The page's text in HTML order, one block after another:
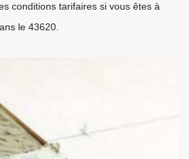
conditions tarifaires si vous êtes à
le 43620.